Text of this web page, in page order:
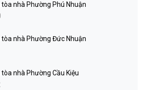
tòa nhà Phường Phú Nhuận
tòa nhà Phường Đức Nhuận
tòa nhà Phường Cầu Kiệu